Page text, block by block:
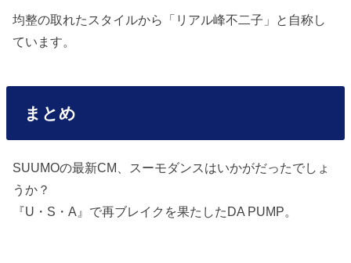
均整の取れたスタイルから「リアル峰不二子」と自称し
ています。
まとめ
SUUMOの最新CM、スーモダンスはいかがだったでしょ
うか？
『U・S・A』で再ブレイクを果たしたDA PUMP。